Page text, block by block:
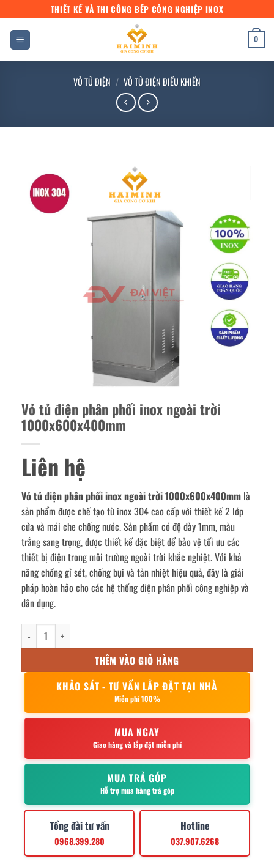
qua
dung
THIẾT KẾ VÀ THI CÔNG BẾP CÔNG NGHIỆP INOX
0
VỎ TỦ ĐIỆN / VỎ TỦ ĐIỆN ĐIỀU KHIỂN
Vỏ tủ điện phân phối inox ngoài trời
1000x600x400mm
Liên hệ
Vỏ tủ điện phân phối inox ngoài trời 1000x600x400mm là
sản phẩm được chế tạo từ inox 304 cao cấp với thiết kế 2 lớp
cửa và mái che chống nước. Sản phẩm có độ dày 1mm, màu
trắng sang trọng, được thiết kế đặc biệt để bảo vệ tối ưu các
thiết bị điện trong môi trường ngoài trời khắc nghiệt. Với khả
năng chống gỉ sét, chống bụi và tản nhiệt hiệu quả, đây là giải
pháp hoàn hảo cho các hệ thống điện phân phối công nghiệp và
dân dụng.
Vỏ tủ điện phân phối inox ngoài trời 1000x600x400mm số lượng
THÊM VÀO GIỎ HÀNG
KHẢO SÁT - TƯ VẤN LẮP ĐẶT TẠI NHÀ
Miễn phí 100%
MUA NGAY
Giao hàng và lắp đặt miễn phí
MUA TRẢ GÓP
Hỗ trợ mua hàng trả góp
Tổng đài tư vấn
0968.399.280
Hotline
037.907.6268